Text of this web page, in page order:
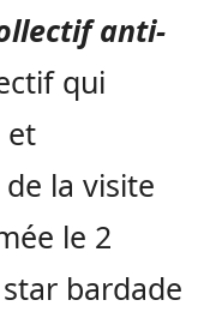
anti-
qui
et
la visite
le 2
bardade